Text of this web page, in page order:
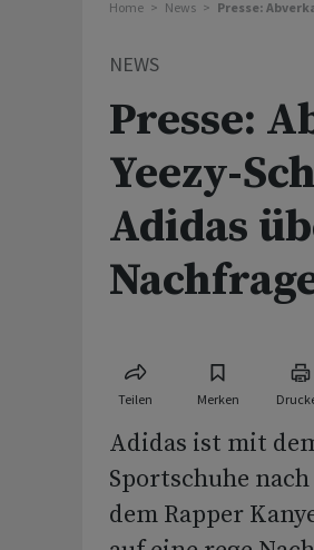
Home News Presse:
NEWS
Presse:
Yeezy-
Adidas
Teilen Merken
Adidas ist mit
Sportschuhe
dem Rapper